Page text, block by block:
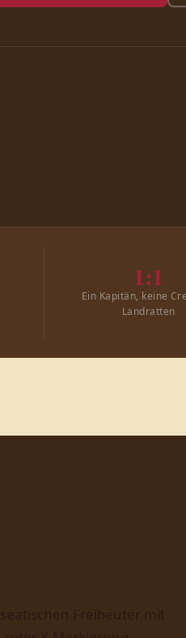
1:1
Ein Kapitän, keine
Landratten